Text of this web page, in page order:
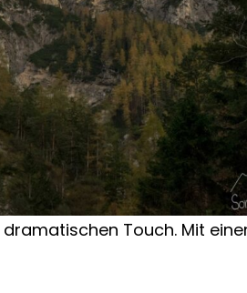
Touch. Mit